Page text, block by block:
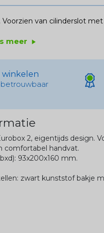
Voorzien van cilinderslot
meer play_arrow
winkelen
betrouwbaar
2, eigentijds design.
comfortabel handvat.
93x200x160 mm.
zwart kunststof bakje